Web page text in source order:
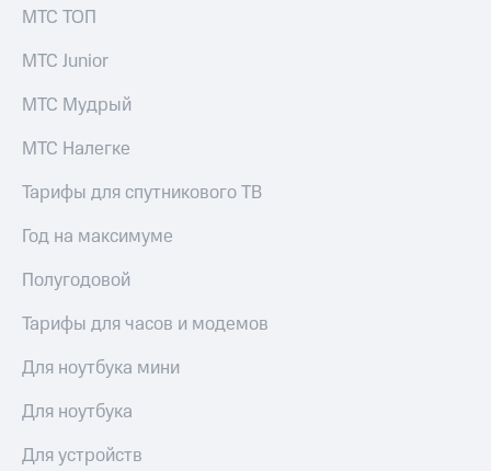
Откладывайте
и получайте
Платежи
и
номер
автоплатежа
Пополнить
другого
Оплата
интернета
Скидки
на смартфоны
при
со связью
МТС ТОП
МТС Junior
МТС Мудрый
МТС Налегке
Тарифы для спутникового ТВ
Год на максимуме
Полугодовой
Тарифы для часов и модемов
Для ноутбука мини
Для ноутбука
Для устройств